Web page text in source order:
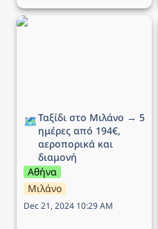
Ταξίδι στο Μιλάνο → 5
🗺️Ταξίδι στο Μιλάνο → 5
ημέρες από 194€,
αεροπορικά και
διαμονή
Αθήνα
Μιλάνο
Dec 21, 2024 10:29 AM